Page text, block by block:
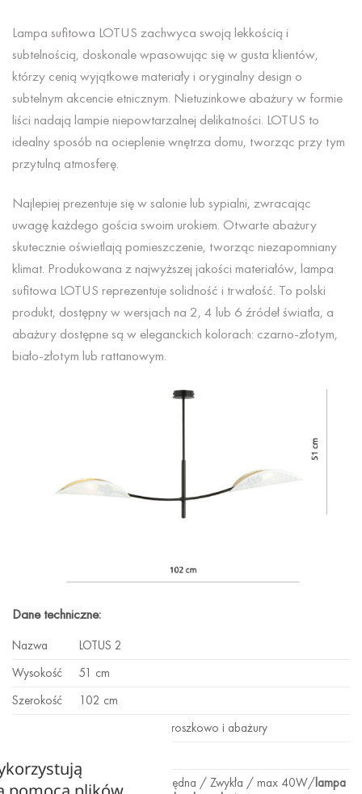
Lampa sufitowa LOTUS zachwyca swoją lekkością i
subtelnością, doskonale wpasowując się w gusta klientów,
którzy cenią wyjątkowe materiały i oryginalny design o
subtelnym akcencie etnicznym. Nietuzinkowe abażury w formie
liści nadają lampie niepowtarzalnej delikatności. LOTUS to
idealny sposób na ocieplenie wnętrza domu, tworząc przy tym
przytulną atmosferę.
Najlepiej prezentuje się w salonie lub sypialni, zwracając
uwagę każdego gościa swoim urokiem. Otwarte abażury
skutecznie oświetlają pomieszczenie, tworząc niezapomniany
klimat. Produkowana z najwyższej jakości materiałów, lampa
sufitowa LOTUS reprezentuje solidność i trwałość. To polski
produkt, dostępny w wersjach na 2, 4 lub 6 źródeł światła, a
abażury dostępne są w eleganckich kolorach: czarno-złotym,
biało-złotym lub rattanowym.
Dane techniczne:
Nazwa
LOTUS 2
Wysokość
51 cm
Szerokość
102 cm
Metal malowany proszkowo i abażury
Żarówka LED / Energooszczędna / Zwykła / max 40W/lampa
pomocą plików